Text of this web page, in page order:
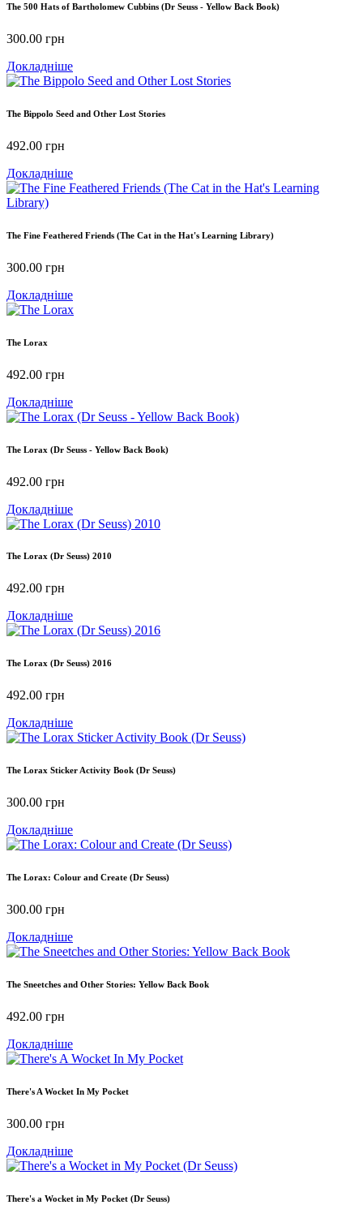
The 500 Hats of Bartholomew Cubbins (Dr Seuss - Yellow Back Book)
300.00 грн
Докладніше
The Bippolo Seed and Other Lost Stories
492.00 грн
Докладніше
The Fine Feathered Friends (The Cat in the Hat's Learning Library)
300.00 грн
Докладніше
The Lorax
492.00 грн
Докладніше
The Lorax (Dr Seuss - Yellow Back Book)
492.00 грн
Докладніше
The Lorax (Dr Seuss) 2010
492.00 грн
Докладніше
The Lorax (Dr Seuss) 2016
492.00 грн
Докладніше
The Lorax Sticker Activity Book (Dr Seuss)
300.00 грн
Докладніше
The Lorax: Colour and Create (Dr Seuss)
300.00 грн
Докладніше
The Sneetches and Other Stories: Yellow Back Book
492.00 грн
Докладніше
There's A Wocket In My Pocket
300.00 грн
Докладніше
There's a Wocket in My Pocket (Dr Seuss)